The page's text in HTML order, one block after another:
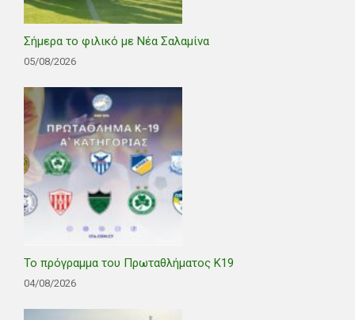
Σήμερα το φιλικό με Νέα Σαλαμίνα
05/08/2026
Το πρόγραμμα του Πρωταθλήματος Κ19
04/08/2026